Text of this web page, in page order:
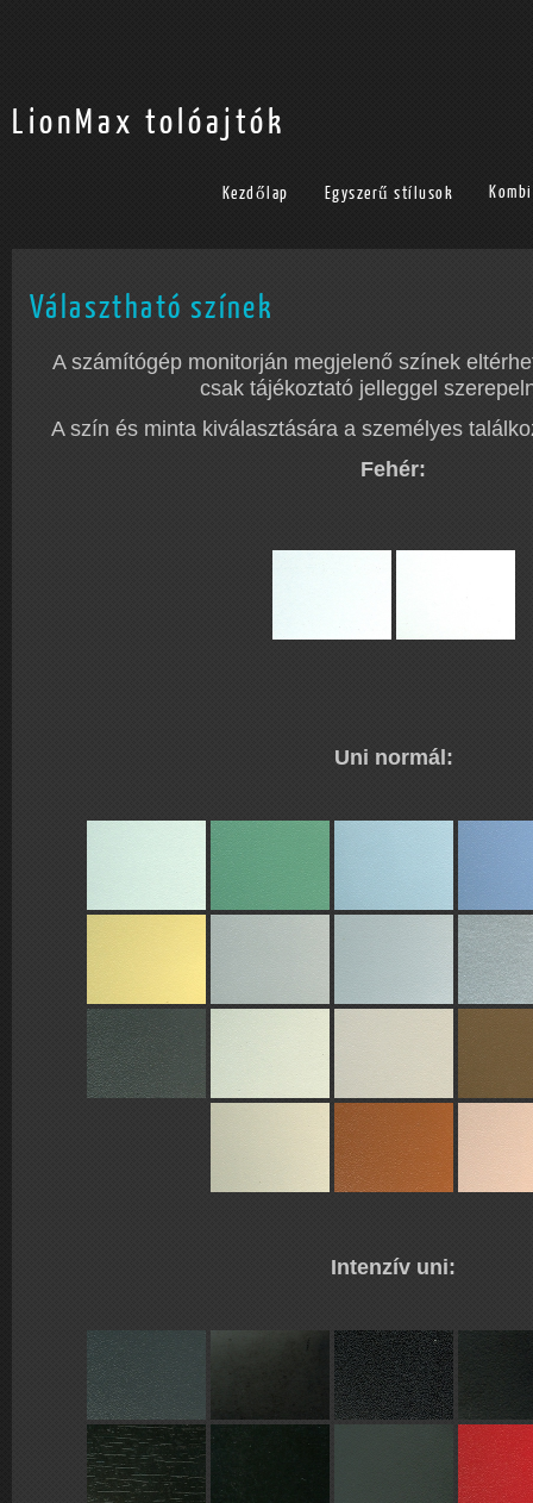
LionMax tolóajtók
Kezdőlap Egyszerű stílusok
Választható színek
A számítógép monitorján megjelenő színek
csak tájékoztató jelleggel
A szín és minta kiválasztására a személyes
Fehér:
Uni normál:
Intenzív uni: